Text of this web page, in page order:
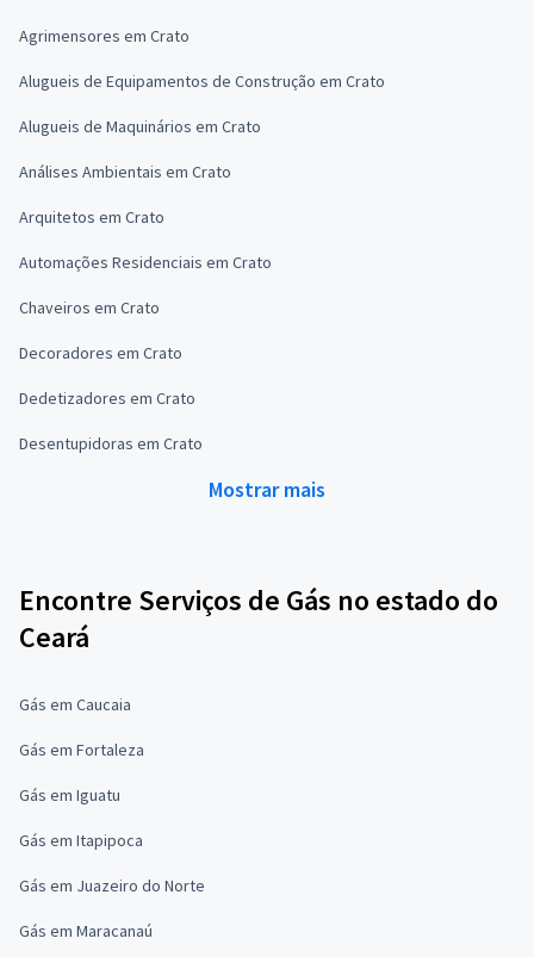
Agrimensores em Crato
Alugueis de Equipamentos de Construção em Crato
Alugueis de Maquinários em Crato
Análises Ambientais em Crato
Arquitetos em Crato
Automações Residenciais em Crato
Chaveiros em Crato
Decoradores em Crato
Dedetizadores em Crato
Desentupidoras em Crato
Mostrar mais
Encontre Serviços de Gás no estado do
Ceará
Gás em Caucaia
Gás em Fortaleza
Gás em Iguatu
Gás em Itapipoca
Gás em Juazeiro do Norte
Gás em Maracanaú